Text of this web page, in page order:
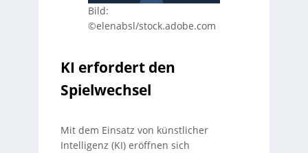
Bild:
©elenabsl/stock.adobe.com
KI erfordert den
Spielwechsel
Mit dem Einsatz von künstlicher
Intelligenz (KI) eröffnen sich